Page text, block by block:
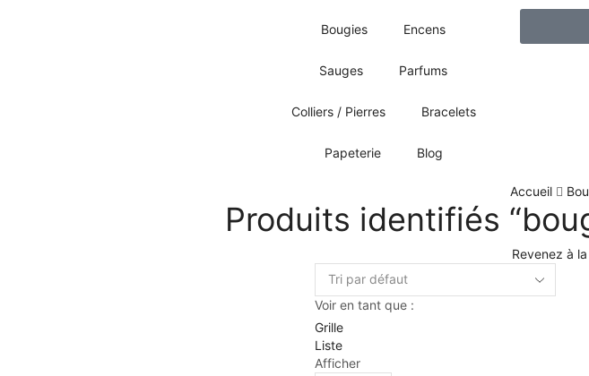
Bougies Encens
Sauges Parfums
Colliers / Pierres Bracelets
Papeterie Blog
Accueil
Produits identifiés
Revenez à
Voir en tant que :
Grille
Liste
Afficher